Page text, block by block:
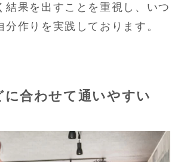
結果を出すことを重視し、いつ
分作りを実践しております。
に合わせて通いやすい